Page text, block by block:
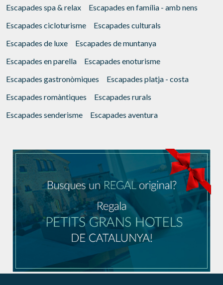
Escapades spa & relax
Escapades en família - amb nens
Escapades cicloturisme
Escapades culturals
Escapades de luxe
Escapades de muntanya
Escapades en parella
Escapades enoturisme
Escapades gastronòmiques
Escapades platja - costa
Escapades romàntiques
Escapades rurals
Escapades senderisme
Escapades aventura